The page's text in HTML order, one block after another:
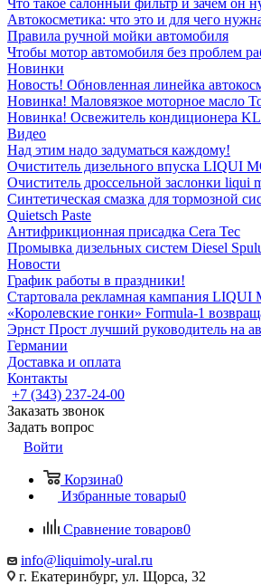
Что такое салонный фильтр и зачем он
Автокосметика: что это и для чего
Правила ручной мойки автомобиля
Чтобы мотор автомобиля без проблем
Новинки
Новость! Обновленная линейка
Новинка! Маловязкое моторное масло
Новинка! Освежитель кондиционера
Видео
Над этим надо задуматься каждому!
Очиститель дизельного впуска LIQUI
Очиститель дроссельной заслонки liqui
Синтетическая смазка для тормозной
Quietsch Paste
Антифрикционная присадка Cera Tec
Промывка дизельных систем Diesel
Новости
График работы в праздники!
Стартовала рекламная кампания LIQUI
«Королевские гонки» Formula-1
Эрнст Прост лучший руководитель на
Германии
Доставка и оплата
Контакты
+7 (343) 237-24-00
Заказать звонок
Задать вопрос
Войти
Корзина0
Избранные товары0
Сравнение товаров0
info@liquimoly-ural.ru
г. Екатеринбург, ул. Щорса, 32